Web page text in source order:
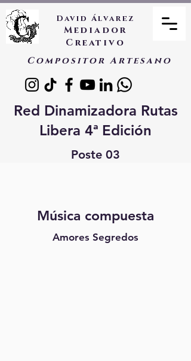
David Álvarez
Mediador
Creativo
Compositor Artesano
Red Dinamizadora Rutas
Libera 4ª Edición
Poste 03
Música compuesta
Amores Segredos